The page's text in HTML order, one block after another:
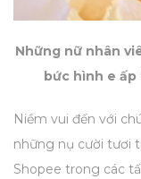
Những nữ nhân
bức hình e
Niềm vui đến với
những nụ cười tươi
Shopee trong các